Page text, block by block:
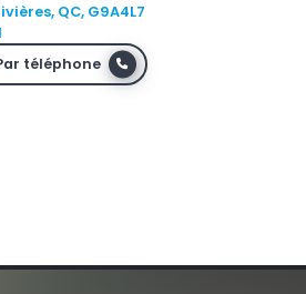
QC, G9A4L7
téléphone